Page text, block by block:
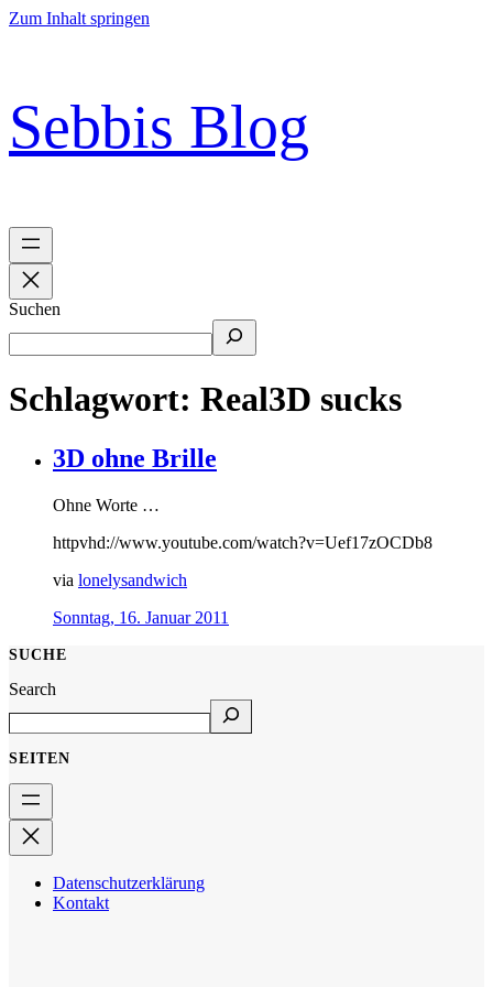
Zum Inhalt springen
Sebbis Blog
Suchen
Schlagwort: Real3D sucks
3D ohne Brille
Ohne Worte …
httpvhd://www.youtube.com/watch?v=Uef17zOCDb8
via lonelysandwich
Sonntag, 16. Januar 2011
SUCHE
Search
SEITEN
Datenschutzerklärung
Kontakt